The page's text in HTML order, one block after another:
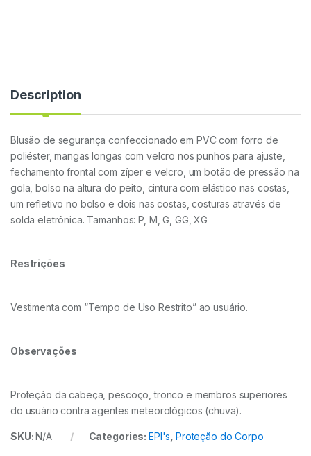
Description
Blusão de segurança confeccionado em PVC com forro de
poliéster, mangas longas com velcro nos punhos para ajuste,
fechamento frontal com zíper e velcro, um botão de pressão na
gola, bolso na altura do peito, cintura com elástico nas costas,
um refletivo no bolso e dois nas costas, costuras através de
solda eletrônica. Tamanhos: P, M, G, GG, XG
Restrições
Vestimenta com “Tempo de Uso Restrito” ao usuário.
Observações
Proteção da cabeça, pescoço, tronco e membros superiores
do usuário contra agentes meteorológicos (chuva).
SKU:N/A Categories: EPI's Proteção do Corpo